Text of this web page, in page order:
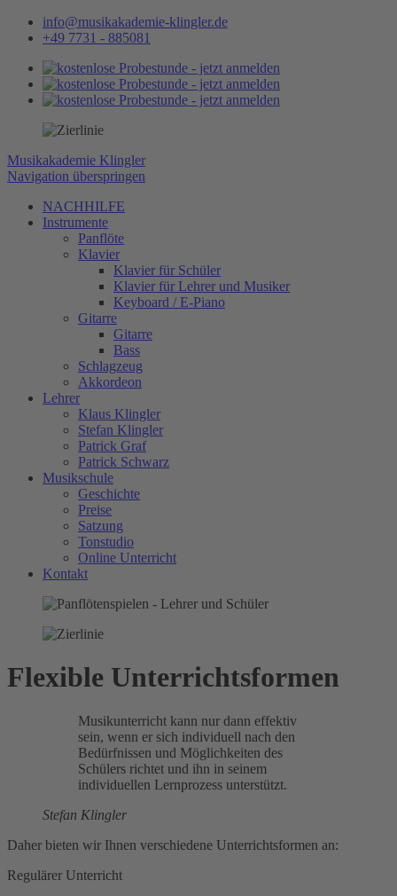
info@musikakademie-klingler.de
+49 7731 - 885081
Musikakademie Klingler
Navigation überspringen
NACHHILFE
Instrumente
Panflöte
Klavier
Klavier für Schüler
Klavier für Lehrer und Musiker
Keyboard / E-Piano
Gitarre
Gitarre
Bass
Schlagzeug
Akkordeon
Lehrer
Klaus Klingler
Stefan Klingler
Patrick Graf
Patrick Schwarz
Musikschule
Geschichte
Preise
Satzung
Tonstudio
Online Unterricht
Kontakt
Flexible Unterrichtsformen
Musikunterricht kann nur dann effektiv
sein, wenn er sich individuell nach den
Bedürfnissen und Möglichkeiten des
Schülers richtet und ihn in seinem
individuellen Lernprozess unterstützt.
Stefan Klingler
Daher bieten wir Ihnen verschiedene Unterrichtsformen an:
Regulärer Unterricht